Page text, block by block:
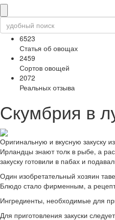
6523
Статья об овощах
2459
Сортов овощей
2072
Реальных отзыва
Скумбрия в
Оригинальную и вкусную закуску
Ирландцы знают толк в рыбе, а
закуску готовили в пабах и
Один изобретательный хозяин
Блюдо стало фирменным, а
Ингредиенты, необходимые для
Для приготовления закуски